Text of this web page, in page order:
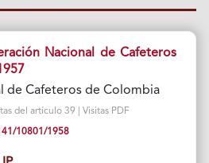
Nacional de Cafeteros
de Cafeteros de Colombia
del artículo 39 | Visitas PDF
10801/1958